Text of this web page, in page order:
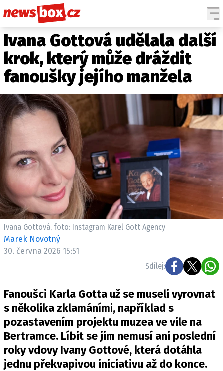
DOMÁCÍ
ZAHRANIČÍ
POČASÍ
KRIMI
EKONOMIKA
KULTURA
SPOLEČNOST
SPORT
ČESKÉ CELEBRITY
SVĚTOVÉ CELEBRITY
SLEDUJTE NÁS NA |
Máte příběh, fotku nebo video?
Pošlete e-mail na newsbox.cz
KONTAKT
VYDAVATEL
INZERCE
OSOBNÍ ÚDAJE / COOKIES
VOLNÁ MÍSTA
Ivana Gottová udělala další
krok, který může dráždit
fanoušky jejího manžela
Ivana Gottová, foto: Instagram Karel Gott Agency
Marek Novotný
30. června 2026 15:51
Sdílej:
Fanoušci Karla Gotta už se museli vyrovnat
s několika zklamáními, například s
pozastavením projektu muzea ve vile na
Bertramce. Líbit se jim nemusí ani poslední
roky vdovy Ivany Gottové, která dotáhla
jednu překvapivou iniciativu až do konce.